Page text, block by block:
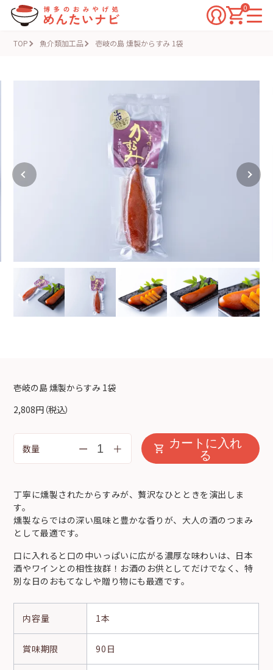
0
TOP 魚介類加工品 壱岐の島 燻製からすみ 1袋
壱岐の島 燻製からすみ 1袋
2,808円 （税込）
数量 ー ＋ カートに入れ
る
丁寧に燻製されたからすみが、贅沢なひとときを演出しま
す。
燻製ならではの深い風味と豊かな香りが、大人の酒のつまみ
として最適です。
口に入れると口の中いっぱいに広がる濃厚な味わいは、日本
酒やワインとの相性抜群！お酒のお供としてだけでなく、特
別な日のおもてなしや贈り物にも最適です。
内容量 1本
賞味期限 90日